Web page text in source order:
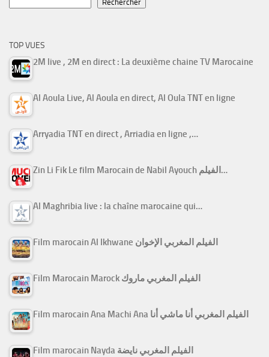
Rechercher
TOP VUES
2M live , 2M en direct : La deuxième chaine TV Marocaine
Al Aoula Live, Al Aoula en direct, Al Oula TNT en ligne
Arryadia TNT en direct , Arriadia en ligne ,…
Zin Li Fik Le film Marocain de Nabil Ayouch الفيلم…
Al Maghribia live : la chaîne marocaine qui…
Film marocain Al Ikhwane الفيلم المغربي الإخوان
Film Marocain Marock الفيلم المغربي ماروك
Film marocain Ana Machi Ana الفيلم المغربي أنا ماشي أنا
Film marocain Nayda الفيلم المغربي نايضة